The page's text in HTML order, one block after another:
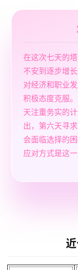
在这次七天的
不安到逐步增
对经济和职业
积极态度克服
天注重务实的
出，第六天寻
会面临选择的
应对方式是这